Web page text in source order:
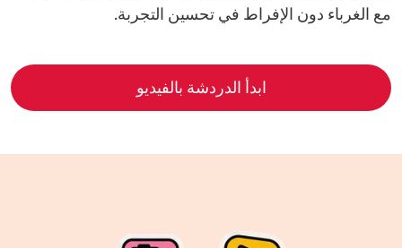
مع الغرباء دون الإفراط في تحسين التجربة.
ابدأ الدردشة بالفيديو